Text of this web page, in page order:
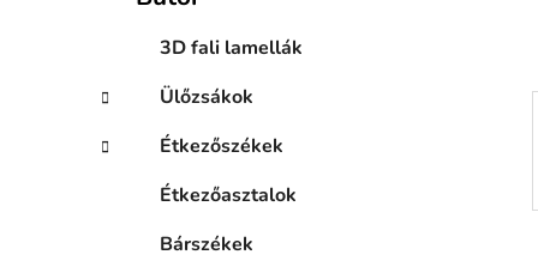
3D fali lamellák
Ülőzsákok
Étkezőszékek
Étkezőasztalok
Bárszékek